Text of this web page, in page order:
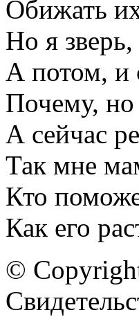
Обижать
Но я
А потом, и
Почему,
А сейчас
Так мне
Кто
Как его
©